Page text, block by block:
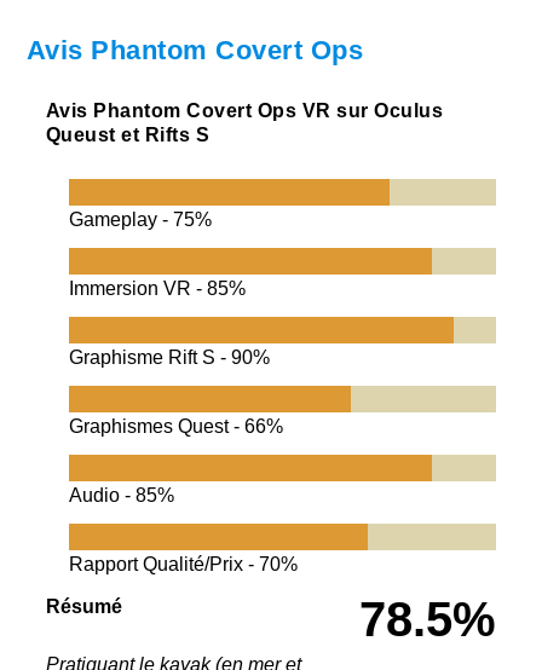
Avis Phantom Covert Ops
Avis Phantom Covert Ops VR sur Oculus
Queust et Rifts S
Gameplay -75%
Immersion VR -85%
Graphisme Rift S -90%
Graphismes Quest -66%
Audio -85%
Rapport Qualité/Prix -70%
78.5%
Résumé
Pratiquant le kayak (en mer et